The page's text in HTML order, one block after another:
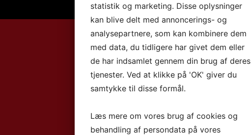
statistik og marketing. Disse oplysninger
kan blive delt med annoncerings- og
analysepartnere, som kan kombinere dem
med data, du tidligere har givet dem eller
de har indsamlet gennem din brug af deres
tjenester. Ved at klikke på 'OK' giver du
samtykke til disse formål.
Læs mere om vores brug af cookies og
behandling af persondata på vores